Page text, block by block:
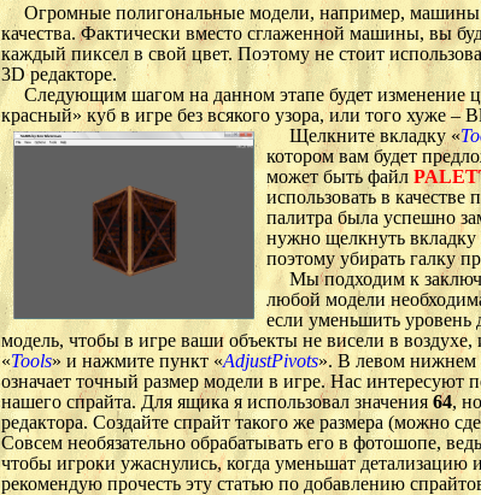
Огромные полигональные модели, например,
качества. Фактически вместо сглаженной машины, вы
каждый пиксел в свой цвет. Поэтому не стоит
3D редакторе.
Следующим шагом на данном этапе будет изменение
красный» куб в игре без всякого узора, или того хуже –
Щелкните вкладку «
котором вам будет
может быть файл
использовать в
палитра была успешно
нужно щелкнуть вкладку
поэтому убирать галку
Мы подходим к
любой модели
если уменьшить уровень
модель, чтобы в игре ваши объекты не висели в
«Tools» и нажмите пункт «AdjustPivots». В левом нижнем
означает точный размер модели в игре. Нас
нашего спрайта. Для ящика я использовал значения 64,
редактора. Создайте спрайт такого же размера (можно
Совсем необязательно обрабатывать его в фотошопе,
чтобы игроки ужаснулись, когда уменьшат детализацию
рекомендую прочесть эту статью по добавлению